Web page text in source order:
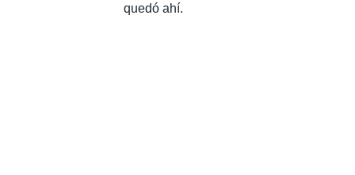
quedó ahí.